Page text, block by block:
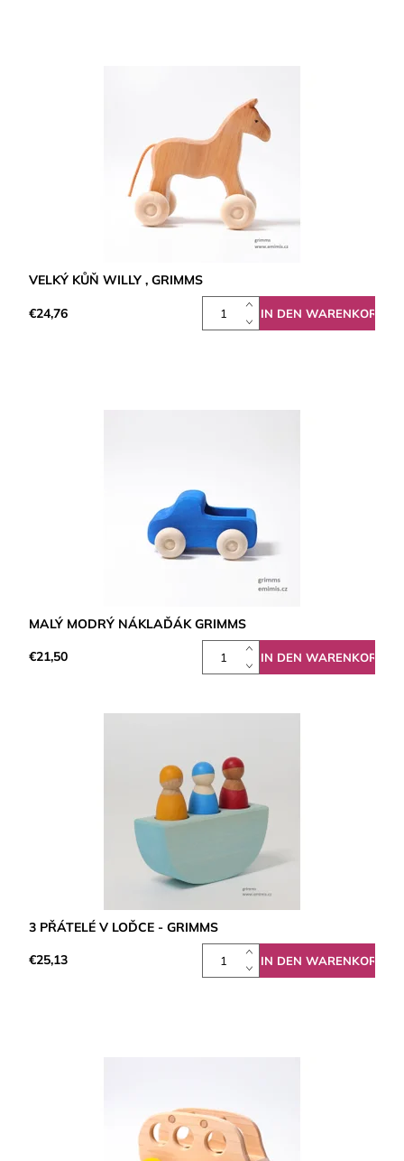
VELKÝ KŮŇ WILLY , GRIMMS
€24,76
MALÝ MODRÝ NÁKLAĎÁK GRIMMS
€21,50
3 PŘÁTELÉ V LOĎCE - GRIMMS
€25,13